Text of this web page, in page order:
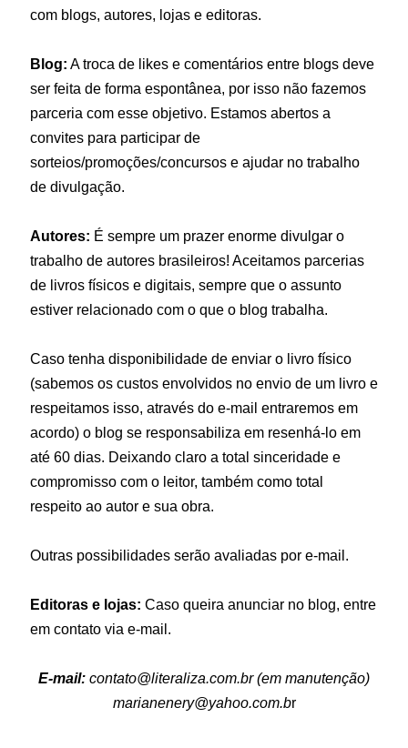
com blogs, autores, lojas e editoras.
Blog: A troca de likes e comentários entre blogs deve
ser feita de forma espontânea, por isso não fazemos
parceria com esse objetivo. Estamos abertos a
convites para participar de
sorteios/promoções/concursos e ajudar no trabalho
de divulgação.
Autores: É sempre um prazer enorme divulgar o
trabalho de autores brasileiros! Aceitamos parcerias
de livros físicos e digitais, sempre que o assunto
estiver relacionado com o que o blog trabalha.
Caso tenha disponibilidade de enviar o livro físico
(sabemos os custos envolvidos no envio de um livro e
respeitamos isso, através do e-mail entraremos em
acordo) o blog se responsabiliza em resenhá-lo em
até 60 dias. Deixando claro a total sinceridade e
compromisso com o leitor, também como total
respeito ao autor e sua obra.
Outras possibilidades serão avaliadas por e-mail.
Editoras e lojas: Caso queira anunciar no blog, entre
em contato via e-mail.
E-mail: contato@literaliza.com.br (em manutenção)
marianenery@yahoo.com.br